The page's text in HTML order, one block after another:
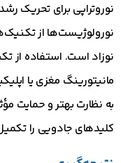
نوروتراپی برای تحریک
نورولوژیست‌ها از
نوزاد است. استفاده از
مانیتورینگ مغزی یا
به نظارت بهتر و حمایت
کلیدهای جادویی را